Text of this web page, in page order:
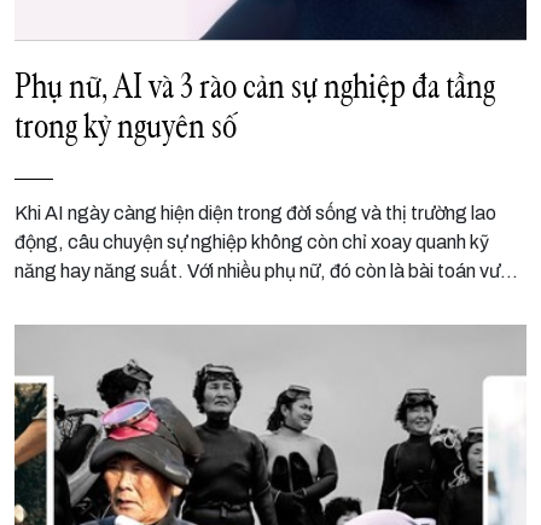
Phụ nữ, AI và 3 rào cản sự nghiệp đa tầng
trong kỷ nguyên số
Khi AI ngày càng hiện diện trong đời sống và thị trường lao
động, câu chuyện sự nghiệp không còn chỉ xoay quanh kỹ
năng hay năng suất. Với nhiều phụ nữ, đó còn là bài toán vượt
khuôn mẫu đã ăn sâu trong cấu trúc xã hội.